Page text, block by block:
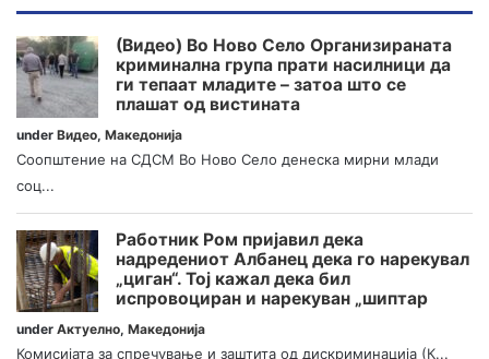
(Видео) Во Ново Село Организираната
криминална група прати насилници да
ги тепаат младите – затоа што се
плашат од вистината
under Видео, Македонија
Соопштение на СДСМ Во Ново Село денеска мирни млади
соц...
Работник Ром пријавил дека
надредениот Албанец дека го нарекувал
„циган“. Тој кажал дека бил
испровоциран и нарекуван „шиптар
under Актуелно, Македонија
Комисијата за спречување и заштита од дискриминација (К...